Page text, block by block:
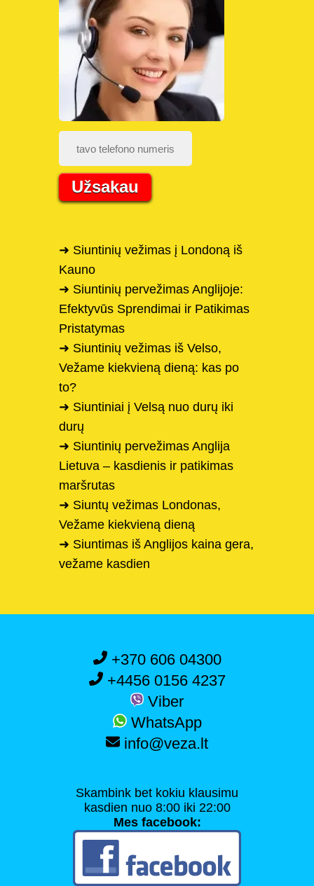
Užsakau
➜ Siuntinių vežimas į Londoną iš
Kauno
➜ Siuntinių pervežimas Anglijoje:
Efektyvūs Sprendimai ir Patikimas
Pristatymas
➜ Siuntinių vežimas iš Velso,
Vežame kiekvieną dieną: kas po
to?
➜ Siuntiniai į Velsą nuo durų iki
durų
➜ Siuntinių pervežimas Anglija
Lietuva – kasdienis ir patikimas
maršrutas
➜ Siuntų vežimas Londonas,
Vežame kiekvieną dieną
➜ Siuntimas iš Anglijos kaina gera,
vežame kasdien
+370 606 04300
+4456 0156 4237
Viber
WhatsApp
info@veza.lt
Skambink bet kokiu klausimu
kasdien nuo 8:00 iki 22:00
Mes facebook: